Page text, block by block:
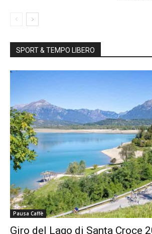
SPORT & TEMPO LIBERO
Pausa Caffè
Giro del Lago di Santa Croce